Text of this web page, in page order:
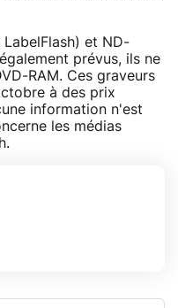
et ND-
prévus, ils ne
RAM. Ces graveurs
à des prix
information n'est
les médias